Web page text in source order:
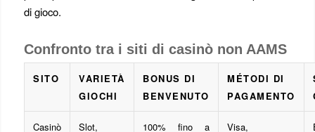
di gioco.
Confronto tra i siti di casinò non AAMS
SITO
VARIETÀ
GIOCHI
BONUS DI
BENVENUTO
MÉTODI DI
PAGAMENTO
Casinò
Slot,
100% fino a
Visa,